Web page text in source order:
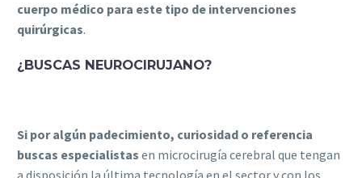
cuerpo médico para este tipo de intervenciones
quirúrgicas.
¿BUSCAS NEUROCIRUJANO?
Si por algún padecimiento, curiosidad o referencia
buscas especialistas en microcirugía cerebral que tengan
a disposición la última tecnología en el sector y con los